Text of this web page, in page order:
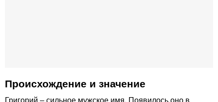
Происхождение и значение